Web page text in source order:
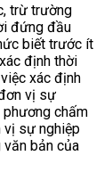
trừ trường
đứng đầu
biết trước ít
định thời
xác định
vị sự
chấm
vị sự nghiệp
bản của